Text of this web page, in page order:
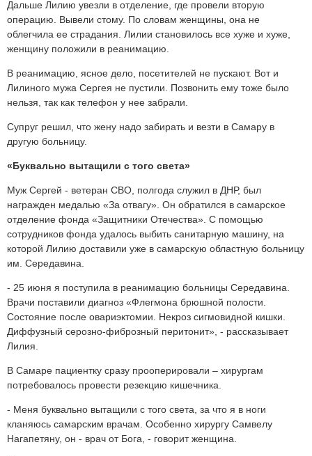
Дальше Лилию увезли в отделение, где провели вторую
операцию. Вывели стому. По словам женщины, она не
облегчила ее страдания. Лилии становилось все хуже и хуже,
женщину положили в реанимацию.
В реанимацию, ясное дело, посетителей не пускают. Вот и
Лилиного мужа Сергея не пустили. Позвонить ему тоже было
нельзя, так как телефон у нее забрали.
Супруг решил, что жену надо забирать и везти в Самару в
другую больницу.
«Буквально вытащили с того света»
Муж Сергей - ветеран СВО, полгода служил в ДНР, был
награжден медалью «За отвагу». Он обратился в самарское
отделение фонда «Защитники Отечества». С помощью
сотрудников фонда удалось выбить санитарную машину, на
которой Лилию доставили уже в самарскую областную больницу
им. Середавина.
- 25 июня я поступила в реанимацию больницы Середавина.
Врачи поставили диагноз «Флегмона брюшной полости.
Состояние после овариэктомии. Некроз сигмовидной кишки.
Диффузный серозно-фиброзный перитонит», - рассказывает
Лилия.
В Самаре пациентку сразу прооперировали – хирургам
потребовалось провести резекцию кишечника.
- Меня буквально вытащили с того света, за что я в ноги
кланяюсь самарским врачам. Особенно хирургу Самвелу
Нагапетяну, он - врач от Бога, - говорит женщина.